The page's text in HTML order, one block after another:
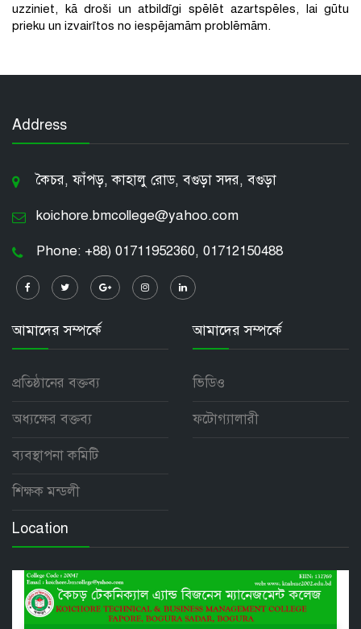
uzziniet, kā droši un atbildīgi spēlēt azartspēles, lai gūtu
prieku un izvairītos no iespējamām problēmām.
Address
কৈচর, ফাঁপড়, কাহালু রোড, বগুড়া সদর, বগুড়া
koichore.bmcollege@yahoo.com
Phone: +88) 01711952360, 01712150488
আমাদের সম্পর্কে
প্রতিষ্ঠানের বক্তব্য
অধ্যক্ষের বক্তব্য
ব্যবস্থাপনা কমিটি
শিক্ষক মন্ডলী
আমাদের সম্পর্কে
ভিডিও
ফটোগ্যালারী
Location